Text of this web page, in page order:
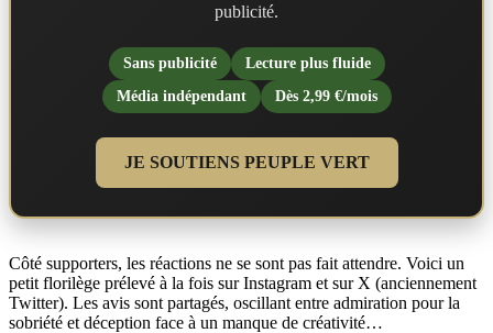
publicité.
Sans publicité
Lecture plus fluide
Média indépendant
Dès 2,99 €/mois
JE SOUTIENS PEUPLE VERT
Côté supporters, les réactions ne se sont pas fait attendre. Voici un
petit florilège prélevé à la fois sur Instagram et sur X (anciennement
Twitter). Les avis sont partagés, oscillant entre admiration pour la
sobriété et déception face à un manque de créativité…